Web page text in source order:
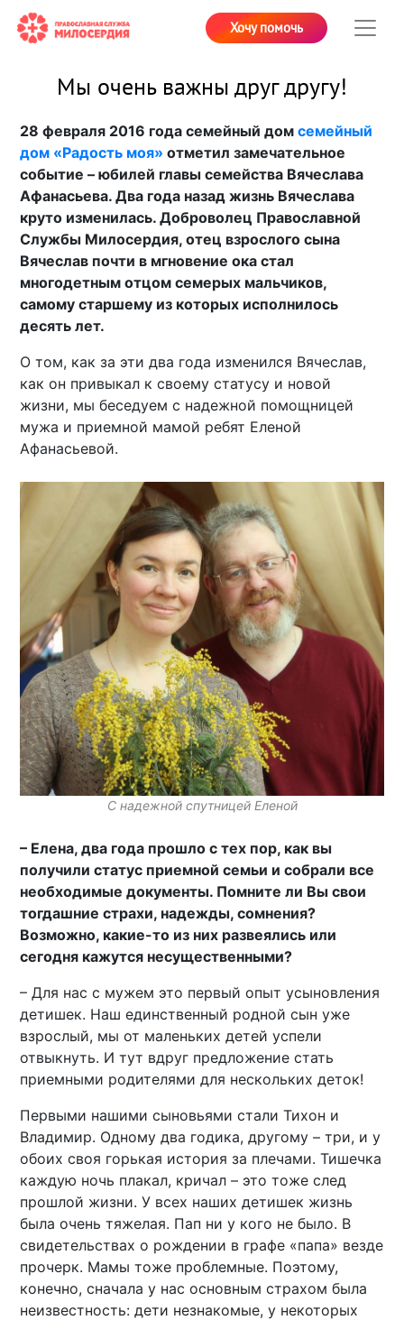
Хочу помочь
Мы очень важны друг другу!
28 февраля 2016 года семейный домсемейный
дом «Радость моя» отметил замечательное
событие – юбилей главы семейства Вячеслава
Афанасьева. Два года назад жизнь Вячеслава
круто изменилась. Доброволец Православной
Службы Милосердия, отец взрослого сына
Вячеслав почти в мгновение ока стал
многодетным отцом семерых мальчиков,
самому старшему из которых исполнилось
десять лет.
О том, как за эти два года изменился Вячеслав,
как он привыкал к своему статусу и новой
жизни, мы беседуем с надежной помощницей
мужа и приемной мамой ребят Еленой
Афанасьевой.
С надежной спутницей Еленой
– Елена, два года прошло с тех пор, как вы
получили статус приемной семьи и собрали все
необходимые документы. Помните ли Вы свои
тогдашние страхи, надежды, сомнения?
Возможно, какие-то из них развеялись или
сегодня кажутся несущественными?
– Для нас с мужем это первый опыт усыновления
детишек. Наш единственный родной сын уже
взрослый, мы от маленьких детей успели
отвыкнуть. И тут вдруг предложение стать
приемными родителями для нескольких деток!
Первыми нашими сыновьями стали Тихон и
Владимир. Одному два годика, другому – три, и у
обоих своя горькая история за плечами. Тишечка
каждую ночь плакал, кричал – это тоже след
прошлой жизни. У всех наших детишек жизнь
была очень тяжелая. Пап ни у кого не было. В
свидетельствах о рождении в графе «папа» везде
прочерк. Мамы тоже проблемные. Поэтому,
конечно, сначала у нас основным страхом была
неизвестность: дети незнакомые, у некоторых